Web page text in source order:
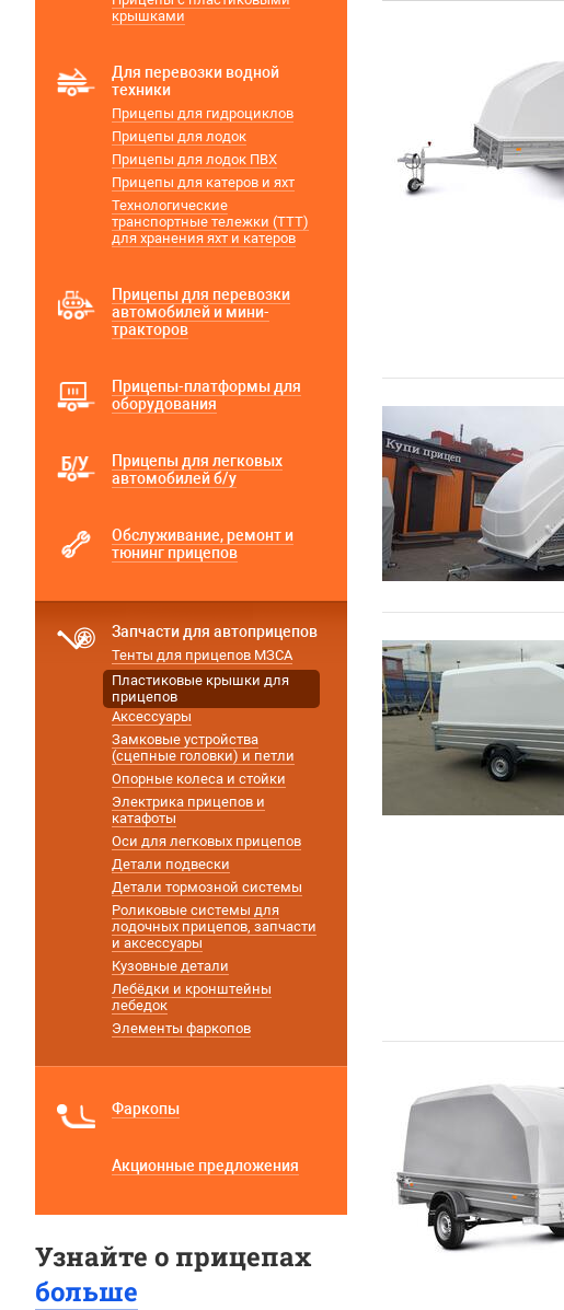
крышками
Для перевозки водной
техники
Прицепы для гидроциклов
Прицепы для лодок
Прицепы для лодок ПВХ
Прицепы для катеров и яхт
Технологические
транспортные тележки (ТТТ)
для хранения яхт и катеров
Прицепы для перевозки
автомобилей и мини-
тракторов
Прицепы-платформы для
оборудования
Прицепы для легковых
автомобилей б/у
Обслуживание, ремонт и
тюнинг прицепов
Запчасти для автоприцепов
Тенты для прицепов МЗСА
Пластиковые крышки для
прицепов
Аксессуары
Замковые устройства
(сцепные головки) и петли
Опорные колеса и стойки
Электрика прицепов и
катафоты
Оси для легковых прицепов
Детали подвески
Детали тормозной системы
Роликовые системы для
лодочных прицепов, запчасти
и аксессуары
Кузовные детали
Лебёдки и кронштейны
лебедок
Элементы фаркопов
Фаркопы
Акционные предложения
Узнайте о прицепах
больше